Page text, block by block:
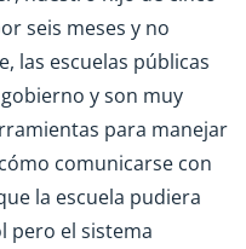
seis meses y no
las escuelas públicas
y son muy
para manejar
comunicarse con
la escuela pudiera
pero el sistema